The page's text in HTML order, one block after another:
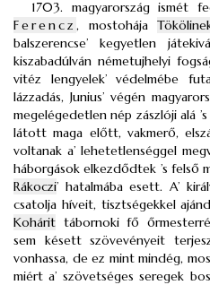
1703. magyarország ismét
Ferencz , mostohája
balszerencse’ kegyetlen
kiszabadúlván németujhelyi
vitéz lengyelek’ védelmébe
lázzadás, Junius’ végén
megelégedetlen nép zászlóji alá
látott maga előtt, vakmerő,
voltanak a’ lehetetlenséggel
háborgások elkezdődtek ’s felső
Rákoczi’ hatalmába esett. A’
csatolja híveit, tisztségekkel
Kohárit tábornoki fő
sem késett szövevényeit
vonhassa, de ez mint mindég,
miért a’ szövetséges seregek